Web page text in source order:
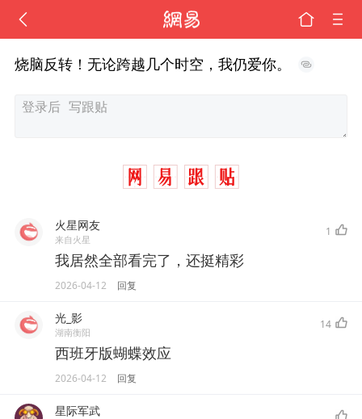
烧脑反转！无论跨越几个时空，我仍爱你。
火星网友
来自火星
1
我居然全部看完了，还挺精彩
2026-04-12 回复
光_影
湖南衡阳
14
西班牙版蝴蝶效应
2026-04-12 回复
星际军武